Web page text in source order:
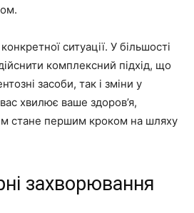
ситуації. У більшості
комплексний підхід, що
засоби, так і зміни у
хвилює ваше здоров’я,
стане першим кроком на шляху
захворювання